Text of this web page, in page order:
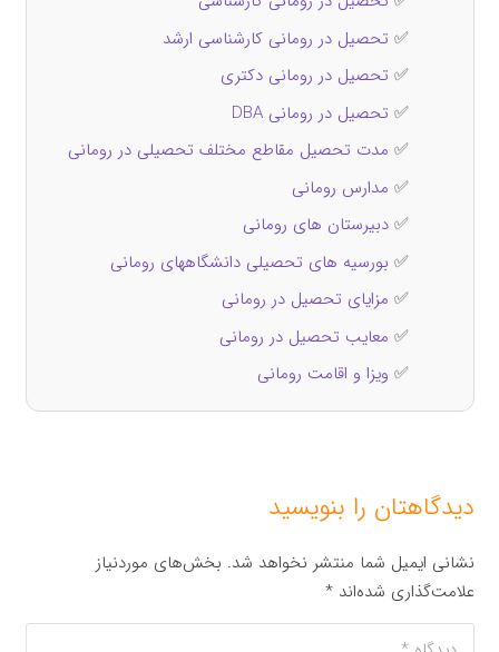
✅ تحصیل در رومانی کارشناسی ارشد
✅ تحصیل در رومانی دکتری
✅ تحصیل در رومانی DBA
✅ مدت تحصیل مقاطع مختلف تحصیلی در رومانی
✅ مدارس رومانی
✅ دبیرستان های رومانی
✅ بورسیه های تحصیلی دانشگاههای رومانی
✅ مزایای تحصیل در رومانی
✅ معایب تحصیل در رومانی
✅ ویزا و اقامت رومانی
دیدگاهتان را بنویسید
نشانی ایمیل شما منتشر نخواهد شد. بخش‌های موردنیاز
علامت‌گذاری شده‌اند*